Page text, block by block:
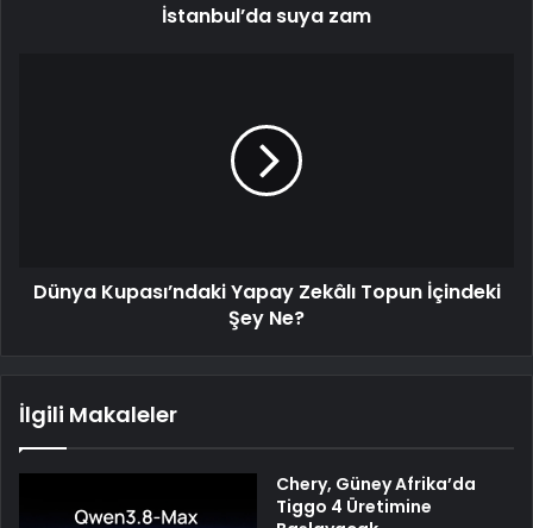
İstanbul’da suya zam
Dünya Kupası’ndaki Yapay Zekâlı Topun İçindeki
Şey Ne?
İlgili Makaleler
Chery, Güney Afrika’da
Tiggo 4 Üretimine